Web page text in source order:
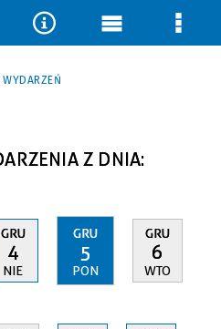
Z DNIA:
GRU
4
NIE
GRU
5
PON
GRU
6
WTO
Narzędzia
Menu Menu